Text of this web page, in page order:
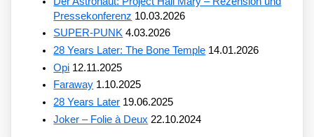
Pressekonferenz 10.03.2026
SUPER-PUNK 4.03.2026
28 Years Later: The Bone Temple 14.01.2026
Opi 12.11.2025
Faraway 1.10.2025
28 Years Later 19.06.2025
Joker – Folie à Deux 22.10.2024